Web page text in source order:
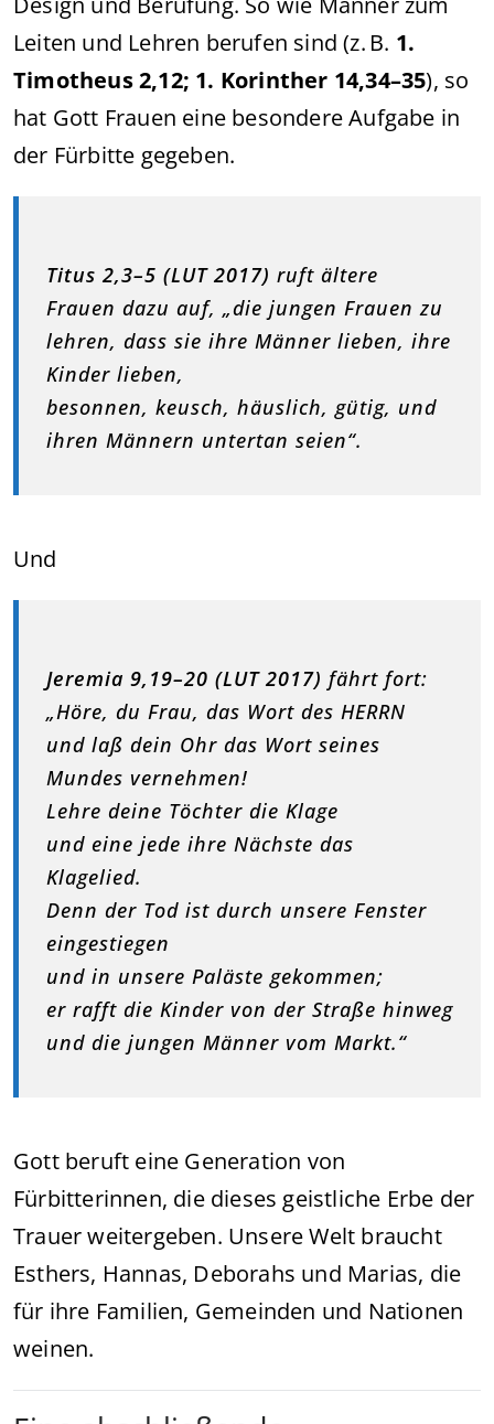
Leiten und Lehren berufen sind (z. B. 1.
Timotheus 2,12; 1. Korinther 14,34–35), so
hat Gott Frauen eine besondere Aufgabe in
der Fürbitte gegeben.
Titus 2,3–5 (LUT 2017) ruft ältere
Frauen dazu auf, „die jungen Frauen zu
lehren, dass sie ihre Männer lieben, ihre
Kinder lieben,
besonnen, keusch, häuslich, gütig, und
ihren Männern untertan seien“.
Und
Jeremia 9,19–20 (LUT 2017) fährt fort:
„Höre, du Frau, das Wort des HERRN
und laß dein Ohr das Wort seines
Mundes vernehmen!
Lehre deine Töchter die Klage
und eine jede ihre Nächste das
Klagelied.
Denn der Tod ist durch unsere Fenster
eingestiegen
und in unsere Paläste gekommen;
er rafft die Kinder von der Straße hinweg
und die jungen Männer vom Markt.“
Gott beruft eine Generation von
Fürbitterinnen, die dieses geistliche Erbe der
Trauer weitergeben. Unsere Welt braucht
Esthers, Hannas, Deborahs und Marias, die
für ihre Familien, Gemeinden und Nationen
weinen.